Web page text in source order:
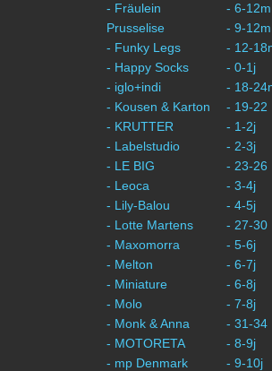
- Fräulein
Prusselise
- Funky Legs
- Happy Socks
- iglo+indi
- Kousen & Karton
- KRUTTER
- Labelstudio
- LE BIG
- Leoca
- Lily-Balou
- Lotte Martens
- Maxomorra
- Melton
- Miniature
- Molo
- Monk & Anna
- MOTORETA
- mp Denmark
- 6-12m
- 9-12m
- 12-
- 0-1j
- 18-
- 19-22
- 1-2j
- 2-3j
- 23-26
- 3-4j
- 4-5j
- 27-30
- 5-6j
- 6-7j
- 6-8j
- 7-8j
- 31-34
- 8-9j
- 9-10j